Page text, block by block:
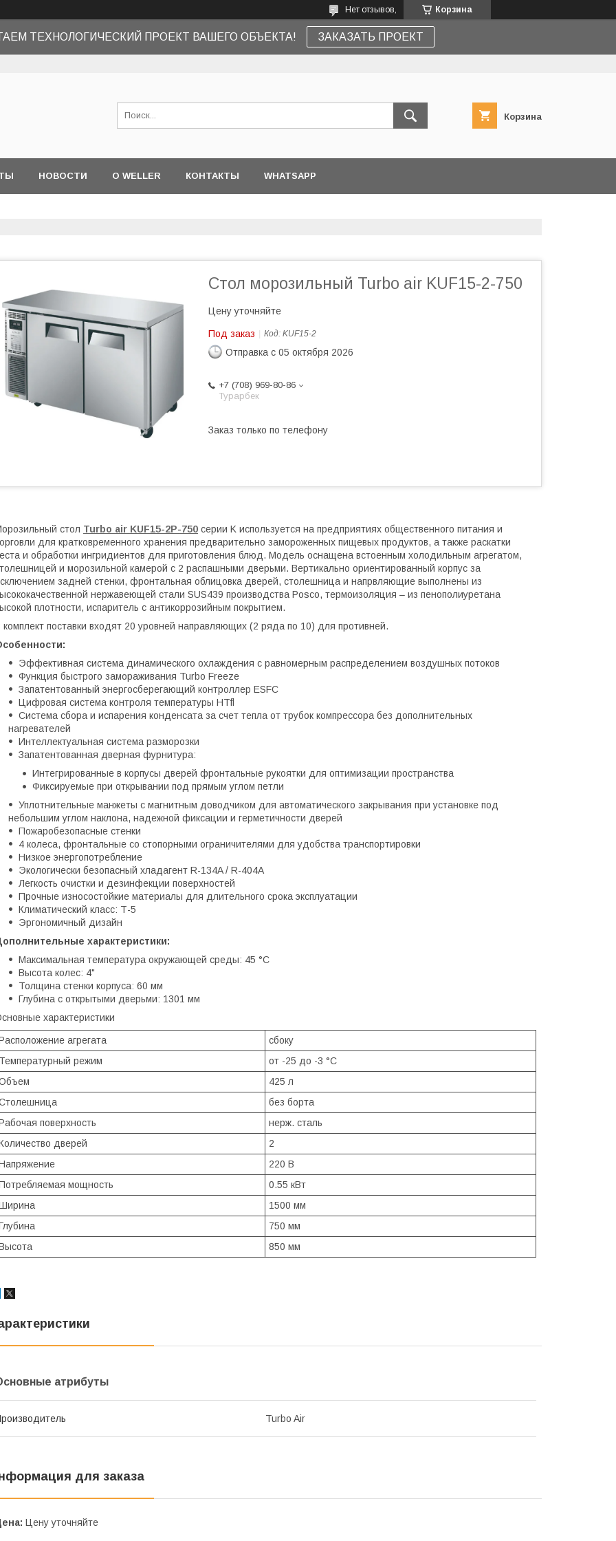
Корзина
Нет отзывов,
ТЕХНОЛОГИЧЕСКИЙ ПРОЕКТ ВАШЕГО ОБЪЕКТА! ЗАКАЗАТЬ ПРОЕКТ
Корзина
НОВОСТИ О WELLER КОНТАКТЫ WHATSAPP
Стол морозильный Turbo air KUF15-2-750
Цену уточняйте
Под заказ Код: KUF15-2
Отправка с 05 октября 2026
+7 (708) 969-80-86
Турарбек
Заказ только по телефону
стол Turbo air KUF15-2P-750 серии K используется на предприятиях общественного питания и
для кратковременного хранения предварительно замороженных пищевых продуктов, а также раскатки
и обработки ингридиентов для приготовления блюд. Модель оснащена встоенным холодильным агрегатом,
и морозильной камерой с 2 распашными дверьми. Вертикально ориентированный корпус за
задней стенки, фронтальная облицовка дверей, столешница и напрвляющие выполнены из
нержавеющей стали SUS439 производства Posco, термоизоляция – из пенополиуретана
плотности, испаритель с антикоррозийным покрытием.
комплект поставки входят 20 уровней направляющих (2 ряда по 10) для противней.
Эффективная система динамического охлаждения с равномерным распределением воздушных потоков
Функция быстрого замораживания Turbo Freeze
Запатентованный энергосберегающий контроллер ESFC
Цифровая система контроля температуры HTfl
Система сбора и испарения конденсата за счет тепла от трубок компрессора без дополнительных
нагревателей
Интеллектуальная система разморозки
Запатентованная дверная фурнитура:
Интегрированные в корпусы дверей фронтальные рукоятки для оптимизации пространства
Фиксируемые при открывании под прямым углом петли
Уплотнительные манжеты с магнитным доводчиком для автоматического закрывания при установке под
небольшим углом наклона, надежной фиксации и герметичности дверей
Пожаробезопасные стенки
4 колеса, фронтальные со стопорными ограничителями для удобства транспортировки
Низкое энергопотребление
Экологически безопасный хладагент R-134A / R-404A
Легкость очистки и дезинфекции поверхностей
Прочные износостойкие материалы для длительного срока эксплуатации
Климатический класс: Т-5
Эргономичный дизайн
характеристики:
Максимальная температура окружающей среды: 45 °С
Высота колес: 4"
Толщина стенки корпуса: 60 мм
Глубина с открытыми дверьми: 1301 мм
характеристики
агрегата
сбоку
режим
от -25 до -3 °С
425 л
без борта
поверхность
нерж. сталь
дверей
2
220 В
мощность
0.55 кВт
1500 мм
750 мм
850 мм
атрибуты
Turbo Air
для заказа
Цену уточняйте